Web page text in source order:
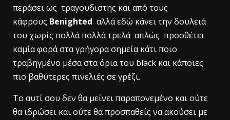
περάσει ως τραγουδιστης και από τους
κάφρους Benighted αλλά εδώ κάνει την δουλειά
του χωρίς πολλά πολλά τρελά απλώς προσθέτει
καμία φορά στα γρήγορα σημεία κάτι ποιο
τραβηγμένο μέσα στα όρια του black και κάποιες
πιο βαθύτερες πινελιές σε γρέζι.
To αυτί σου δεν θα μείνει παραπονεμένο και ούτε
θα ιδρώσει και ούτε θα προσπαθείς να ακούσει με